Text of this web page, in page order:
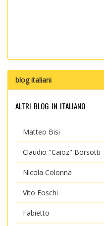
blog italiani
altri blog in italiano
Matteo Bisi
Claudio "Caioz" Borsotti
Nicola Colonna
Vito Foschi
Fabietto